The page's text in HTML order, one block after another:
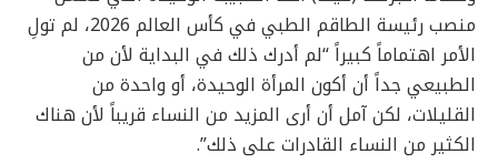
منصب رئيسة الطاقم الطبي في كأس العالم 2026، لم تولِ
الأمر اهتماماً كبيراً “لم أدرك ذلك في البداية لأن من
الطبيعي جداً أن أكون المرأة الوحيدة، أو واحدة من
القليلات، لكن آمل أن أرى المزيد من النساء قريباً لأن هناك
الكثير من النساء القادرات على ذلك”.